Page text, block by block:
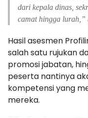
dari kepala dinas,
camat hingga lurah,”
Hasil asesmen
salah satu rujukan
promosi jabatan,
peserta nantinya
kompetensi yang
mereka.